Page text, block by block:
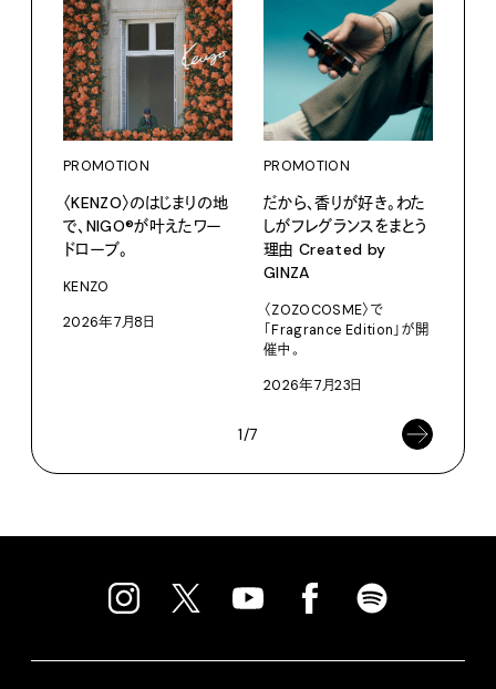
PROMOTION
〈KENZO〉のはじまりの地
で、NIGO®が叶えたワー
ドローブ。
KENZO
2026年7月8日
PROMOTION
だから、香りが好き。わた
しがフレグランスをまとう
理由 Created by
GINZA
〈ZOZOCOSME〉で
「Fragrance Edition」が開
催中。
2026年7月23日
1/7